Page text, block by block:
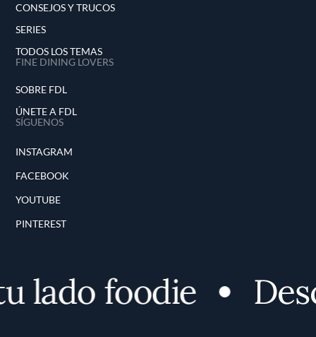
CONSEJOS Y TRUCOS
SERIES
TODOS LOS TEMAS
FINE DINING LOVERS
SOBRE FDL
ÚNETE A FDL
SÍGUENOS
INSTAGRAM
FACEBOOK
YOUTUBE
PINTEREST
foodie